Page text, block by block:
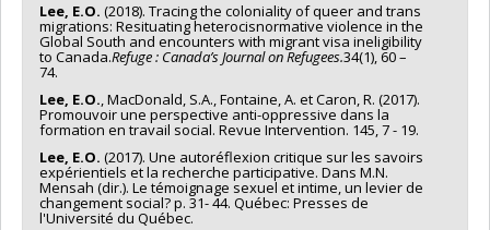
Lee, E.O. (2018). Tracing the coloniality of queer and trans
migrations: Resituating heterocisnormative violence in the
Global South and encounters with migrant visa ineligibility
to Canada.Refuge : Canada’s Journal on Refugees.34(1), 60 –
74.
Lee, E.O., MacDonald, S.A., Fontaine, A. et Caron, R. (2017).
Promouvoir une perspective anti-oppressive dans la
formation en travail social. Revue Intervention. 145, 7 - 19.
Lee, E.O. (2017). Une autoréflexion critique sur les savoirs
expérientiels et la recherche participative. Dans M.N.
Mensah (dir.). Le témoignage sexuel et intime, un levier de
changement social? p. 31- 44. Québec: Presses de
l'Université du Québec.